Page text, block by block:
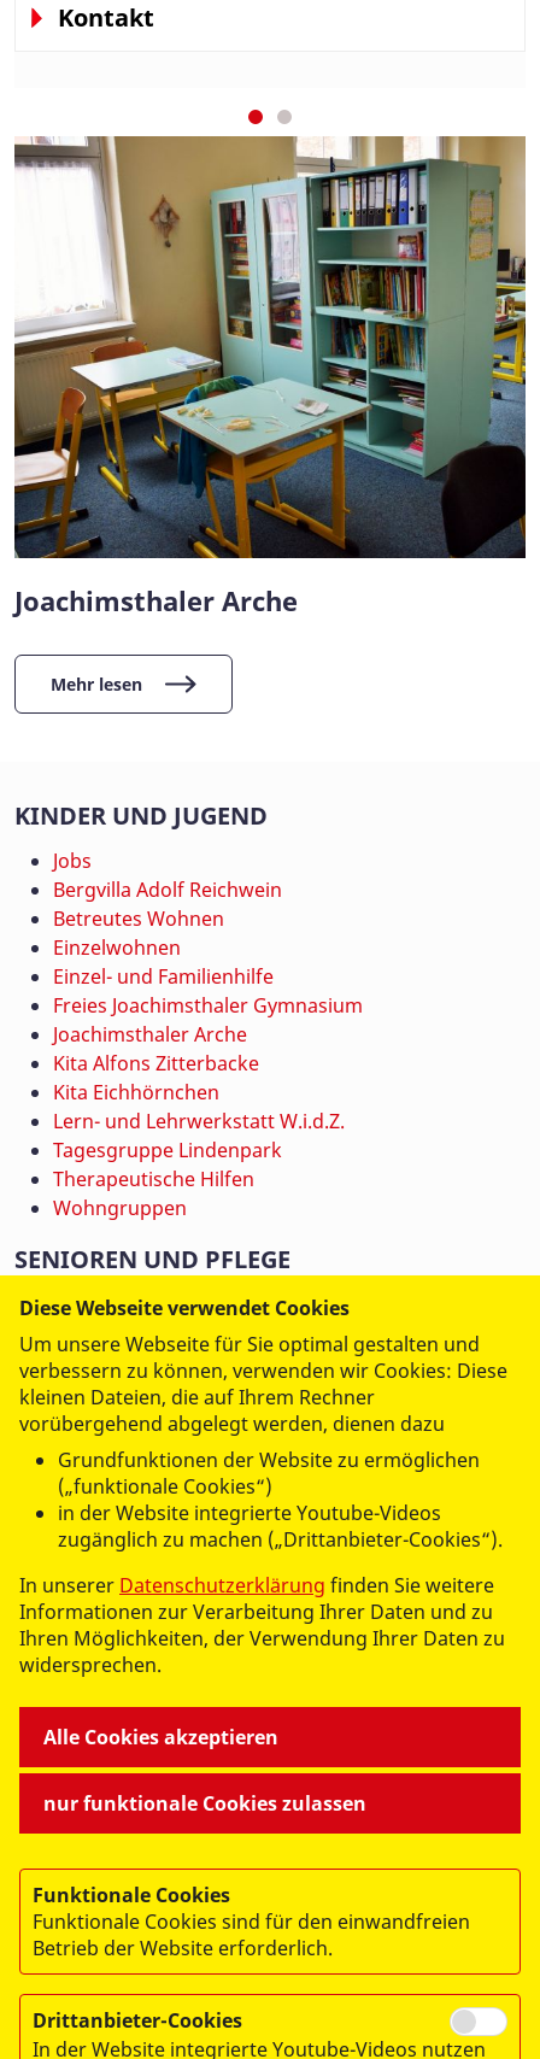
Kontakt
Joachimsthaler Arche
Mehr lesen
KINDER UND JUGEND
Jobs
Bergvilla Adolf Reichwein
Betreutes Wohnen
Einzelwohnen
Einzel- und Familienhilfe
Freies Joachimsthaler Gymnasium
Joachimsthaler Arche
Kita Alfons Zitterbacke
Kita Eichhörnchen
Lern- und Lehrwerkstatt W.i.d.Z.
Tagesgruppe Lindenpark
Therapeutische Hilfen
Wohngruppen
SENIOREN UND PFLEGE
Jobs
Ambulanter Pflegedienst
Betreutes Wohnen
Hauskrankenpflege
Hausnotruf
Kurzzeitpflege
Seniorengerechtes Wohnen
Servicebüro
Senioreneinrichtung
Verhinderungpflege
BILDUNG
© 2026 ASB-Regionalverband Barnim e.V.
Impressum
Datenschutz
Hinweisgeberstelle
Diese Webseite verwendet Cookies
Um unsere Webseite für Sie optimal gestalten und
verbessern zu können, verwenden wir Cookies: Diese
kleinen Dateien, die auf Ihrem Rechner
vorübergehend abgelegt werden, dienen dazu
Grundfunktionen der Website zu ermöglichen
(„funktionale Cookies“)
in der Website integrierte Youtube-Videos
zugänglich zu machen („Drittanbieter-Cookies“).
In unserer Datenschutzerklärung finden Sie weitere
Informationen zur Verarbeitung Ihrer Daten und zu
Ihren Möglichkeiten, der Verwendung Ihrer Daten zu
widersprechen.
nur funktionale Cookies zulassen
Alle Cookies akzeptieren
Funktionale Cookies
Funktionale Cookies sind für den einwandfreien
Betrieb der Website erforderlich.
Drittanbieter-Cookies
In der Website integrierte Youtube-Videos nutzen